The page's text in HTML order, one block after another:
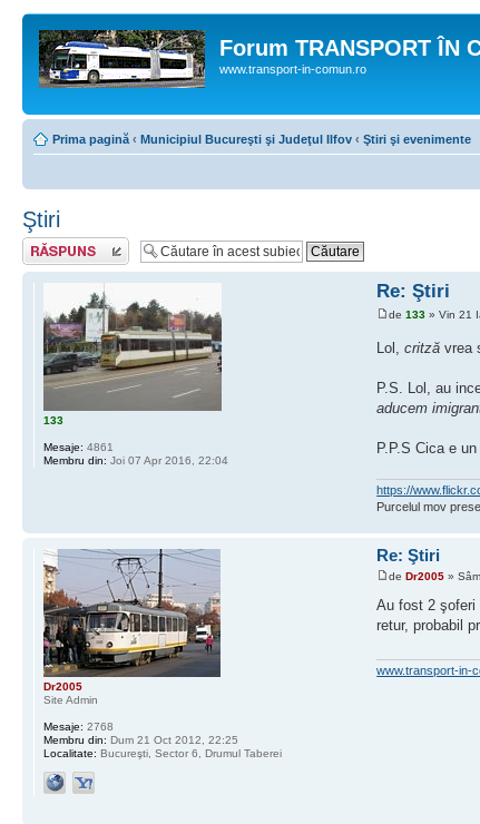
Forum TRANSPORT ÎN
www.transport-in-comun.ro
Prima pagină ‹ Municipiul Bucureşti şi Judeţul Ilfov ‹ Ştiri şi evenimente
Ştiri
Răspunde
Re: Ştiri
de133 » Vin 21
Lol,critză vrea
P.S. Lol, au
aducem
P.P.S Cica e
https://
Purcelul mov
133
Mesaje: 4861
Membru din: Joi 07 Apr 2016, 22:04
Re: Ştiri
deDr2005 »
Au fost 2 şoferi
retur, probabil
www.transport-in-
Dr2005
Site Admin
Mesaje: 2768
Membru din: Dum 21 Oct 2012, 22:25
Localitate: Bucureşti, Sector 6, Drumul Taberei